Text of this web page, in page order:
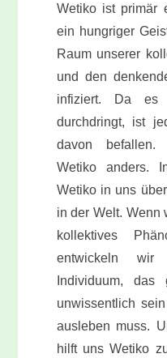
Wetiko ist primär
ein hungriger
Raum unserer
und den
infiziert. Da es
durchdringt, ist
davon befallen.
Wetiko anders.
Wetiko in uns
in der Welt. Wenn
kollektives
entwickeln
Individuum, das
unwissentlich
ausleben muss.
hilft uns Wetiko